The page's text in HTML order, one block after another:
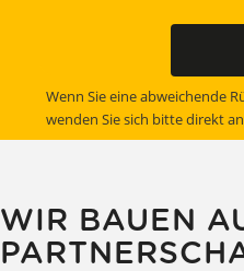
Wenn Sie eine abweichende
wenden Sie sich bitte direkt
WIR BAUEN